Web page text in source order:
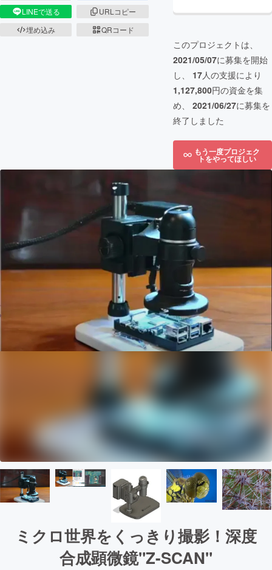
LINEで送る
URLコピー
埋め込み
QRコード
このプロジェクトは、
2021/05/07に募集を開始
し、 17人の支援により
1,127,800円の資金を集
め、 2021/06/27に募集を
終了しました
もう一度プロジェク
トをやってほしい
ミクロ世界をくっきり撮影！深度
合成顕微鏡"Z-SCAN"